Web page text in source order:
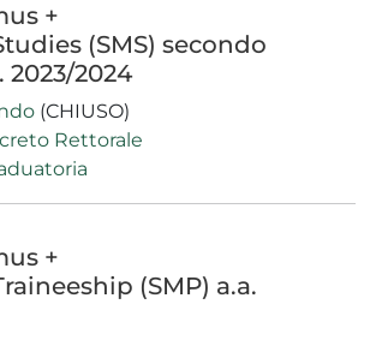
+
(SMS) secondo
2023/2024
(CHIUSO)
Rettorale
+
(SMP) a.a.